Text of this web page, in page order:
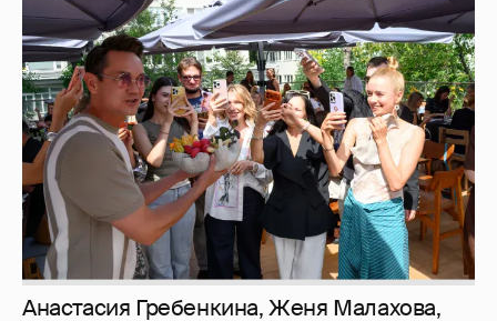
Анастасия Гребенкина, Женя Малахова,